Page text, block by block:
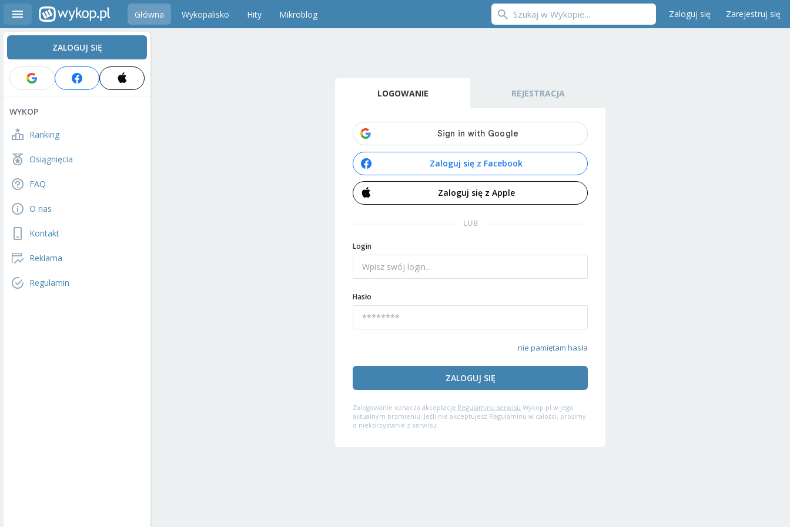
Główna Wykopalisko Hity Mikroblog Zaloguj się Zarejestruj się
ZALOGUJ SIĘ
WYKOP
Ranking
Osiągnięcia
FAQ
O nas
Kontakt
Reklama
Regulamin
LOGOWANIE REJESTRACJA
Zaloguj się z Facebook
Zaloguj się z Apple
LUB
Login
Hasło
nie pamiętam hasła
ZALOGUJ SIĘ
Zalogowanie oznacza akceptację Regulaminu serwisu Wykop.pl w jego
aktualnym brzmieniu. Jeśli nie akceptujesz Regulaminu w całości, prosimy
o niekorzystanie z serwisu.